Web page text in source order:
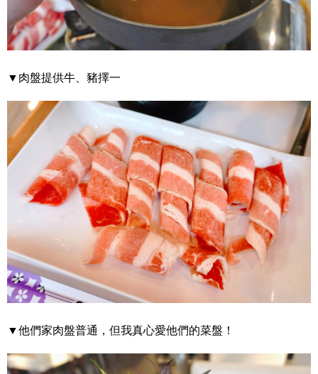
▼肉盤提供牛、豬擇一
▼他們家肉盤普通，但我真心愛他們的菜盤！